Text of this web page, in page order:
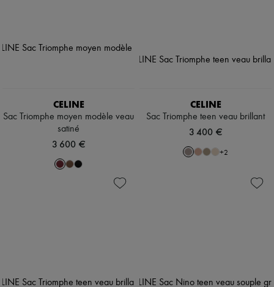
CELINE
Sac Triomphe moyen modèle veau
satiné
3 600 €
CELINE
Sac Triomphe teen veau brillant
3 400 €
+2